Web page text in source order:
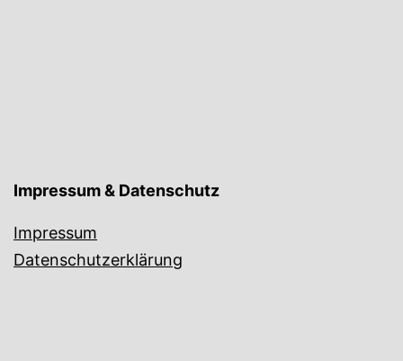
Impressum & Datenschutz
Impressum
Datenschutzerklärung